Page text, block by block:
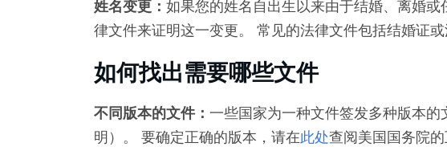
姓名变更： 如果您的姓名自出生以来由于结婚、离婚
律文件来证明这一变更。 常见的法律文件包括结婚证或
如何找出需要哪些文件
不同版本的文件： 一些国家为一种文件签发多种版本的
明）。 要确定正确的版本，请在此处查阅美国国务院